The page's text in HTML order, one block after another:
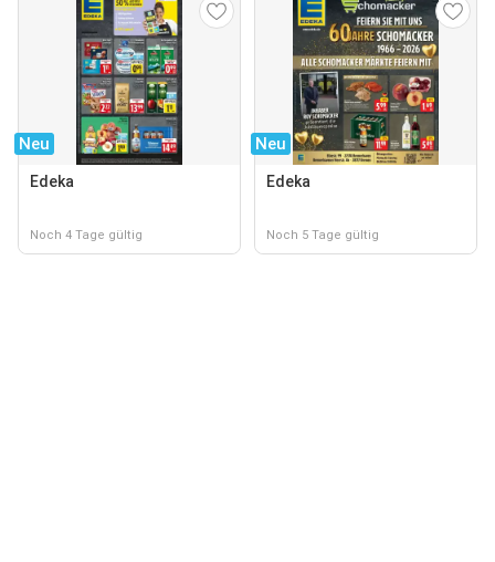
Neu
Edeka
Noch 4 Tage gültig
Neu
Edeka
Noch 5 Tage gültig